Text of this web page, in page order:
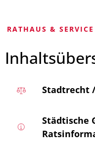
RATHAUS & SERVICE
Stadtrecht
Städtische